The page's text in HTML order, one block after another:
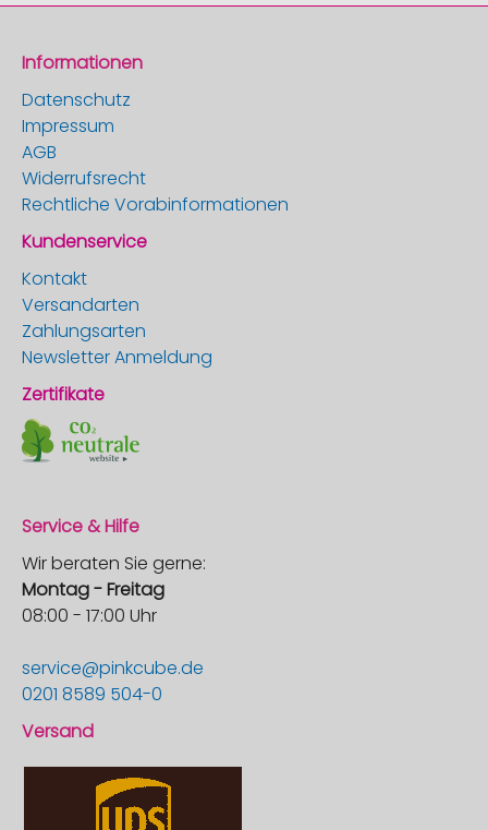
Informationen
Datenschutz
Impressum
AGB
Widerrufsrecht
Rechtliche Vorabinformationen
Kundenservice
Kontakt
Versandarten
Zahlungsarten
Newsletter Anmeldung
Zertifikate
Service & Hilfe
Wir beraten Sie gerne:
Montag - Freitag
08:00 - 17:00 Uhr
service@pinkcube.de
0201 8589 504-0
Versand